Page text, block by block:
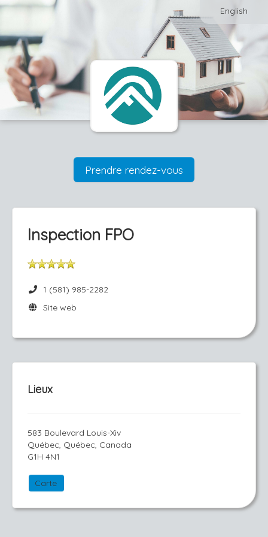
English
Prendre rendez-vous
Inspection FPO
1 (581) 985-2282
Site web
Lieux
583 Boulevard Louis-Xiv
Québec, Québec, Canada
G1H 4N1
Carte